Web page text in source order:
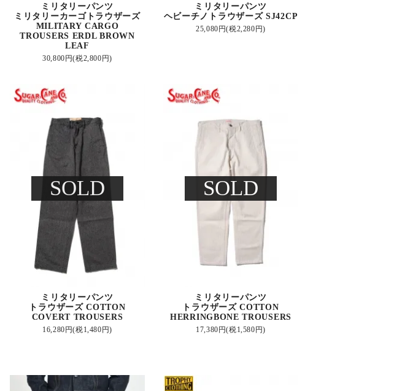
ミリタリーパンツ
ミリタリーカーゴトラウザーズ
MILITARY CARGO
TROUSERS ERDL BROWN
LEAF
30,800円(税2,800円)
ミリタリーパンツ
ヘビーチノトラウザーズ SJ42CP
25,080円(税2,280円)
SOLD
ミリタリーパンツ
トラウザーズ COTTON
COVERT TROUSERS
16,280円(税1,480円)
SOLD
ミリタリーパンツ
トラウザーズ COTTON
HERRINGBONE TROUSERS
17,380円(税1,580円)